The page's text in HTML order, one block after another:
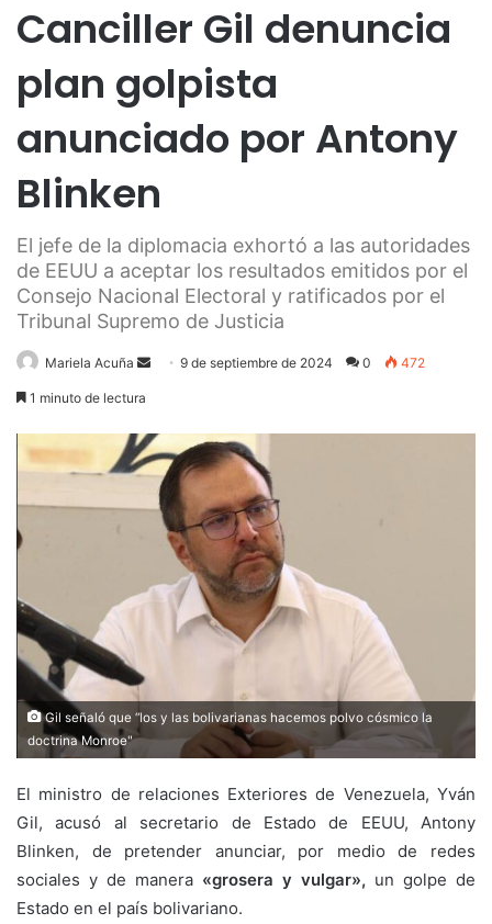
Canciller Gil denuncia
plan golpista
anunciado por Antony
Blinken
El jefe de la diplomacia exhortó a las autoridades
de EEUU a aceptar los resultados emitidos por el
Consejo Nacional Electoral y ratificados por el
Tribunal Supremo de Justicia
Mariela Acuña
Send9 de septiembre de 2024 0 472
1 minuto de lectura
Gil señaló que “los y las bolivarianas hacemos polvo cósmico la
doctrina Monroe"
El ministro de relaciones Exteriores de Venezuela, Yván
Gil, acusó al secretario de Estado de EEUU, Antony
Blinken, de pretender anunciar, por medio de redes
sociales y de manera «grosera y vulgar», un golpe de
Estado en el país bolivariano.